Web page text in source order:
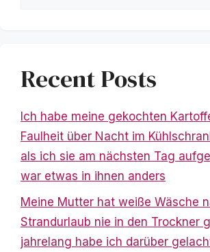
Recent Posts
Ich habe meine gekochten
Faulheit über Nacht im
als ich sie am nächsten Tag
war etwas in ihnen anders
Meine Mutter hat weiße Wäsche
Strandurlaub nie in den Trockner
jahrelang habe ich darüber